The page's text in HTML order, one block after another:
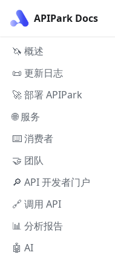
APIPark Docs
🦄 概述
📜 更新日志
🚀 部署 APIPark
🌐 服务
⌨️ 消费者
🤝 团队
🔎 API 开发者门户
🔗 调用 API
📊 分析报告
🤖 AI